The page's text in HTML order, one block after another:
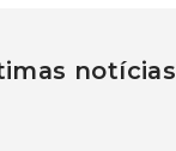
notícias